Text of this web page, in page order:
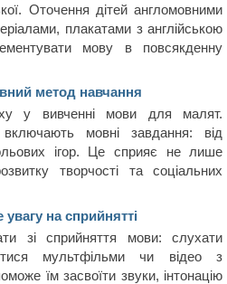
Оточення дітей англомовними
плакатами з англійською
мову в повсякденну
метод навчання
у вивченні мови для малят.
включають мовні завдання: від
ігор. Це сприяє не лише
творчості та соціальних
увагу на сприйнятті
зі сприйняття мови: слухати
мультфільми чи відео з
їм засвоїти звуки, інтонацію